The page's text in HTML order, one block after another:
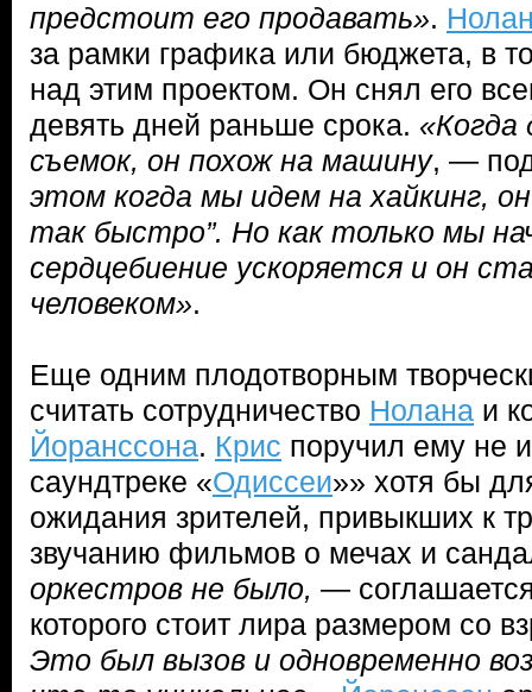
предстоит его продавать».
за рамки графика или бюджета, в
над этим проектом. Он снял его
девять дней раньше срока. «Когда
съемок, он похож на машину, —
этом когда мы идем на хайкинг,
так быстро”. Но как только мы
сердцебиение ускоряется и он
человеком».
Еще одним плодотворным
считать сотрудничество Нолана и
Йоранссона. Крис поручил ему не
саундтреке «Одиссеи»» хотя бы
ожидания зрителей, привыкших к
звучанию фильмов о мечах и
оркестров не было, —
которого стоит лира размером со
Это был вызов и одновременно